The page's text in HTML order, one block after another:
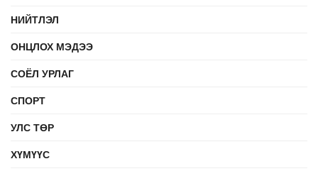
НИЙТЛЭЛ
ОНЦЛОХ МЭДЭЭ
СОЁЛ УРЛАГ
СПОРТ
УЛС ТӨР
ХҮМҮҮС